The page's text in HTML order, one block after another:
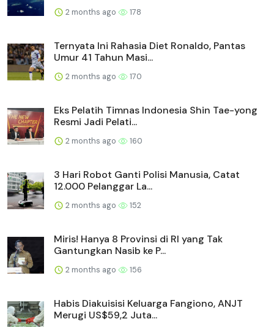
2 months ago 178
Ternyata Ini Rahasia Diet Ronaldo, Pantas
Umur 41 Tahun Masi...
2 months ago 170
Eks Pelatih Timnas Indonesia Shin Tae-yong
Resmi Jadi Pelati...
2 months ago 160
3 Hari Robot Ganti Polisi Manusia, Catat
12.000 Pelanggar La...
2 months ago 152
Miris! Hanya 8 Provinsi di RI yang Tak
Gantungkan Nasib ke P...
2 months ago 156
Habis Diakuisisi Keluarga Fangiono, ANJT
Merugi US$59,2 Juta...